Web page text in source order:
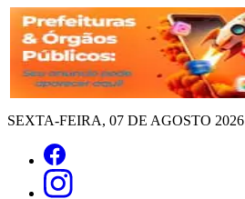
SEXTA-FEIRA, 07 DE AGOSTO 2026